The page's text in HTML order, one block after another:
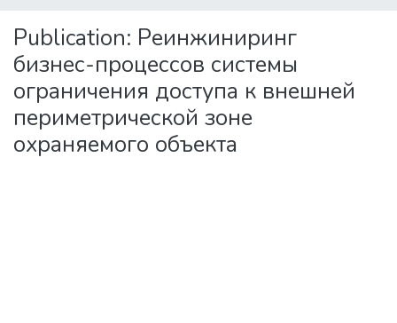
Publication: Реинжиниринг
бизнес-процессов системы
ограничения доступа к внешней
периметрической зоне
охраняемого объекта